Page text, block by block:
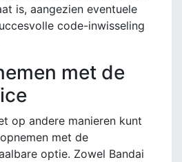
is, aangezien eventuele
code-inwisseling
met de
op andere manieren kunt
met de
optie. Zowel Bandai